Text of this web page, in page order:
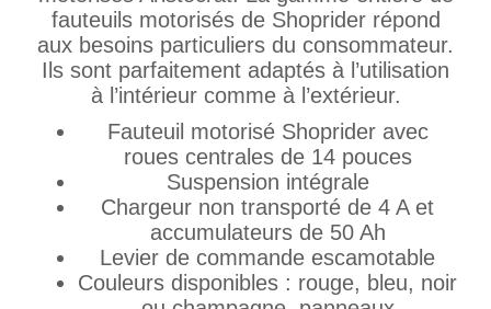
fauteuils motorisés de Shoprider répond
aux besoins particuliers du consommateur.
Ils sont parfaitement adaptés à l’utilisation
à l’intérieur comme à l’extérieur.
Fauteuil motorisé Shoprider avec
roues centrales de 14 pouces
Suspension intégrale
Chargeur non transporté de 4 A et
accumulateurs de 50 Ah
Levier de commande escamotable
Couleurs disponibles : rouge, bleu, noir